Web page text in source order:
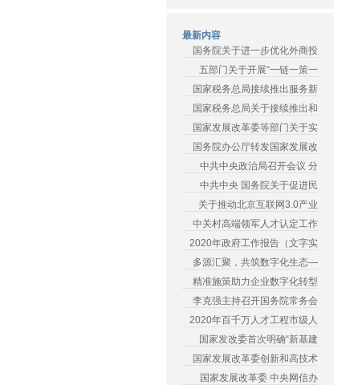
最新内容
国务院关于进一步优化外商投
五部门关于开展“一链一策一
国家税务总局接续推出服务新
国家税务总局关于接续推出和
国家发展改革委等部门关于实
国务院办公厅转发国家发展改
中共中央政治局召开会议 分
中共中央 国务院关于促进民
关于推动北京互联网3.0产业
中关村高端领军人才认定工作
2020年政府工作报告（文字实
多源汇聚，共筑数字化生态—
精准施策助力企业数字化转型
李克强主持召开国务院常务会
2020年百千万人才工程市级人
国家发改委首次明确“新基建
国家发展改革委创新和高技术
国家发展改革委 中央网信办